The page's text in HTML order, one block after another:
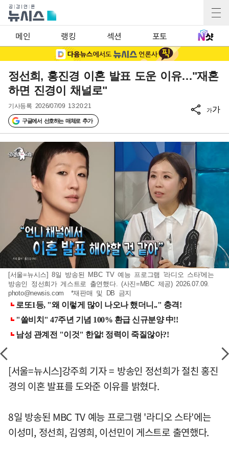
메인 랭킹 섹션 포토
정선희, 홍진경 이혼 발표 도운 이유…"재혼
하면 진경이 채널로"
기사등록 2026/07/09 13:20:21
구글에서 선호하는 매체로 추가
가가
[서울=뉴시스] 8일 방송된 MBC TV 예능 프로그램 '라디오 스타'에는
방송인 정선희가 게스트로 출연했다. (사진=MBC 제공) 2026.07.09.
photo@newsis.com *재판매 및 DB 금지
[서울=뉴시스]강주희 기자 = 방송인 정선희가 절친 홍진
경의 이혼 발표를 도와준 이유를 밝혔다.
8일 방송된 MBC TV 예능 프로그램 '라디오 스타'에는
이성미, 정선희, 김영희, 이선민이 게스트로 출연했다.